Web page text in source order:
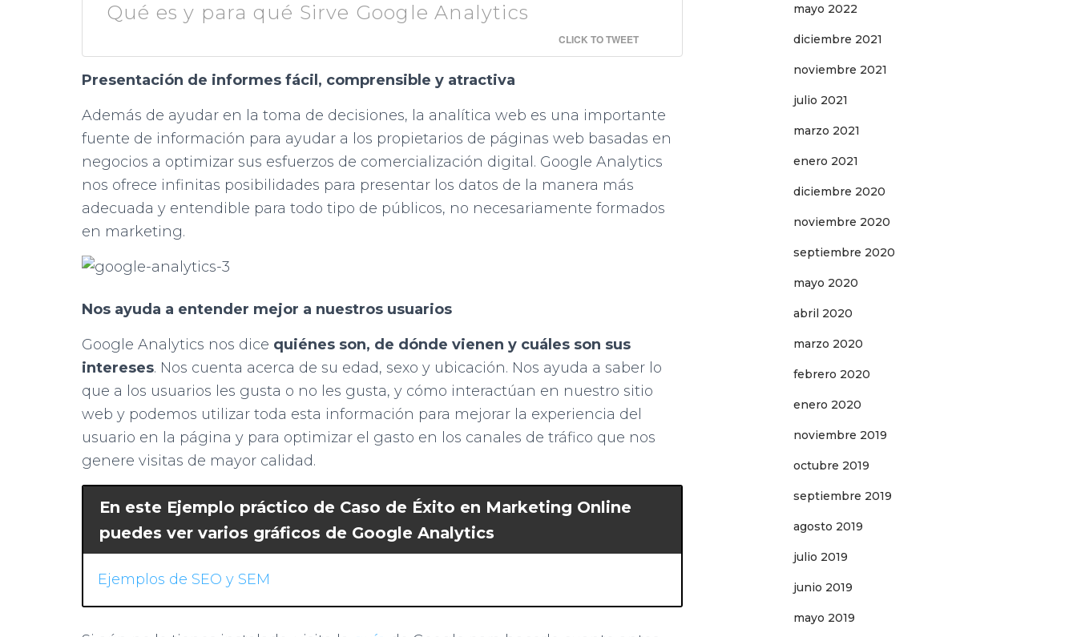
Qué es y para qué Sirve Google Analytics
CLICK TO TWEET
Presentación de informes fácil, comprensible y atractiva
Además de ayudar en la toma de decisiones, la analítica web es una importante
fuente de información para ayudar a los propietarios de páginas web basadas en
negocios a optimizar sus esfuerzos de comercialización digital. Google Analytics
nos ofrece infinitas posibilidades para presentar los datos de la manera más
adecuada y entendible para todo tipo de públicos, no necesariamente formados
en marketing.
Nos ayuda a entender mejor a nuestros usuarios
Google Analytics nos dice quiénes son, de dónde vienen y cuáles son sus
intereses. Nos cuenta acerca de su edad, sexo y ubicación. Nos ayuda a saber lo
que a los usuarios les gusta o no les gusta, y cómo interactúan en nuestro sitio
web y podemos utilizar toda esta información para mejorar la experiencia del
usuario en la página y para optimizar el gasto en los canales de tráfico que nos
genere visitas de mayor calidad.
En este Ejemplo práctico de Caso de Éxito en Marketing Online
puedes ver varios gráficos de Google Analytics
Ejemplos de SEO y SEM
mayo 2022
diciembre 2021
noviembre 2021
julio 2021
marzo 2021
enero 2021
diciembre 2020
noviembre 2020
septiembre 2020
mayo 2020
abril 2020
marzo 2020
febrero 2020
enero 2020
noviembre 2019
octubre 2019
septiembre 2019
agosto 2019
julio 2019
junio 2019
mayo 2019